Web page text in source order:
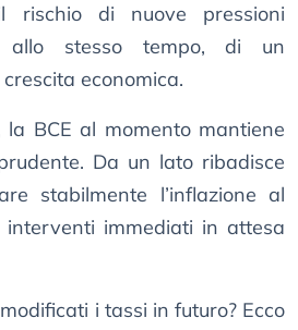
rischio di nuove pressioni
allo stesso tempo, di un
economica.
la BCE al momento mantiene
Da un lato ribadisce
stabilmente l’inflazione al
interventi immediati in attesa
i tassi in futuro? Ecco